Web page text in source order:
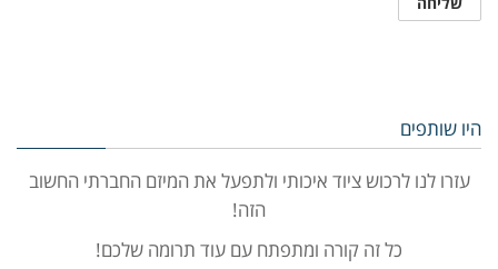
היו שותפים
עזרו לנו לרכוש ציוד איכותי ולתפעל את המיזם החברתי החשוב
הזה!
כל זה קורה ומתפתח עם עוד תרומה שלכם!